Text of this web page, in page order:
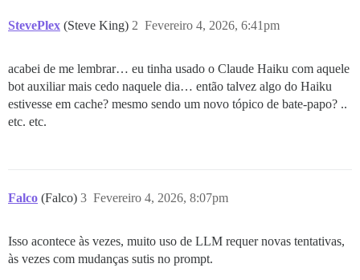
StevePlex (Steve King) Fevereiro 4, 2026, 6:41pm
2
acabei de me lembrar… eu tinha usado o Claude Haiku com aquele
bot auxiliar mais cedo naquele dia… então talvez algo do Haiku
estivesse em cache? mesmo sendo um novo tópico de bate-papo? ..
etc. etc.
Falco (Falco) Fevereiro 4, 2026, 8:07pm
3
Isso acontece às vezes, muito uso de LLM requer novas tentativas,
às vezes com mudanças sutis no prompt.